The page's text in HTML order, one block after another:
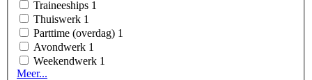
Traineeships 1
Thuiswerk 1
Parttime (overdag) 1
Avondwerk 1
Weekendwerk 1
Meer...